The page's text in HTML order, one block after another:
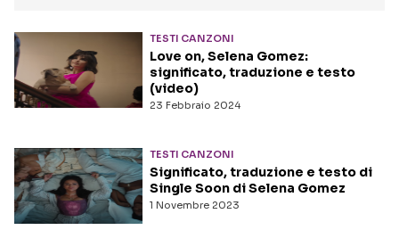
TESTI CANZONI
23 Febbraio 2024
Love on, Selena Gomez:
significato, traduzione e testo
(video)
TESTI CANZONI
1 Novembre 2023
Significato, traduzione e testo di
Single Soon di Selena Gomez